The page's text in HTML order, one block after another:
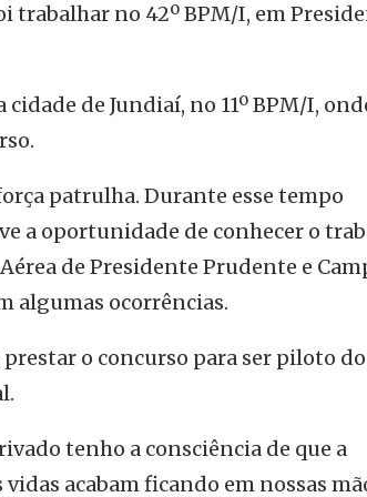
trabalhar no 42º BPM/I, em
de Jundiaí, no 11º BPM/I,
patrulha. Durante esse tempo
a oportunidade de conhecer o
de Presidente Prudente e
algumas ocorrências.
o concurso para ser piloto do
tenho a consciência de que a
acabam ficando em nossas